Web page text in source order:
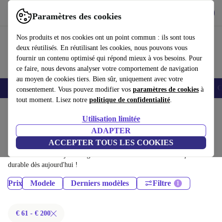
Paramètres des cookies
Nos produits et nos cookies ont un point commun : ils sont tous
deux réutilisés. En réutilisant les cookies, nous pouvons vous
fournir un contenu optimisé qui répond mieux à vos besoins. Pour
ce faire, nous devons analyser votre comportement de navigation
au moyen de cookies tiers. Bien sûr, uniquement avec votre
consentement. Vous pouvez modifier vos paramètres de cookies à
tout moment. Lisez notre politique de confidentialité.
Utilisation limitée
ADAPTER
ACCEPTER TOUS LES COOKIES
Utilisez refurbed rapidement et facilement
Smartphones Laptops Tablettes Montres connectées Accessoires
iPads:
iPads certifiés reconditionnés à moins de 200€ – économisez jusqu'à 40
%. Retours sous 30 jours et garantie de 12 mois. Achetez de façon
durable dès aujourd'hui !
Prix Modele Derniers modèles Filtre
€ 61 - € 200